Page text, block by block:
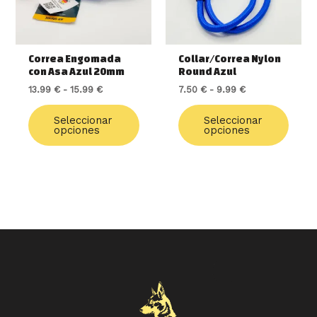
Correa Engomada
con Asa Azul 20mm
13.99 € - 15.99 €
Seleccionar
opciones
elegir
producto
Collar/Correa Nylon
Round Azul
7.50 € - 9.99 €
Seleccionar
opciones
elegir